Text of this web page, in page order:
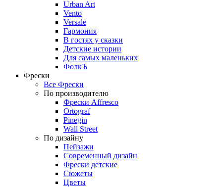
Urban Art
Vento
Versale
Гармония
В гостях у сказки
Детские истории
Для самых маленьких
ФолкЪ
Фрески
Все Фрески
По производителю
Фрески Affresco
Ortograf
Pinegin
Wall Street
По дизайну
Пейзажи
Современный дизайн
Фрески детские
Сюжеты
Цветы